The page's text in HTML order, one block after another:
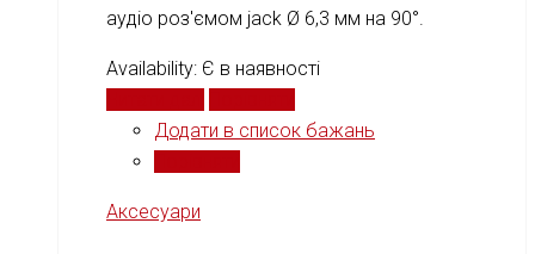
аудіо роз'ємом jack Ø 6,3 мм на 90°.
Availability: Є в наявності
Додати в список бажань
Аксесуари